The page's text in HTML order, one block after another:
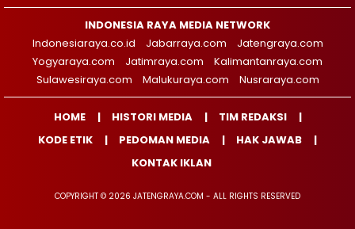
INDONESIA RAYA MEDIA NETWORK
Indonesiaraya.co.id
Jabarraya.com
Jatengraya.com
Yogyaraya.com
Jatimraya.com
Kalimantanraya.com
Sulawesiraya.com
Malukuraya.com Nusraraya.com
HOME HISTORI MEDIA
TIM REDAKSI
KODE ETIK
PEDOMAN MEDIA
HAK JAWAB
KONTAK IKLAN
COPYRIGHT © 2026 JATENGRAYA.COM - ALL RIGHTS RESERVED